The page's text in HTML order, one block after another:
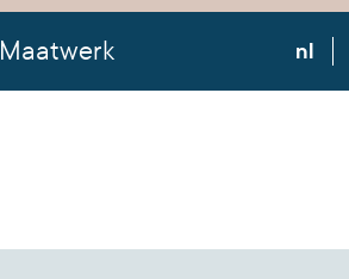
Maatwerk nl